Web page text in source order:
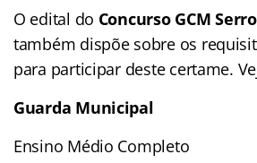
O edital do Concurso GCM
também dispõe sobre os
para participar deste certame.
Guarda Municipal
Ensino Médio Completo